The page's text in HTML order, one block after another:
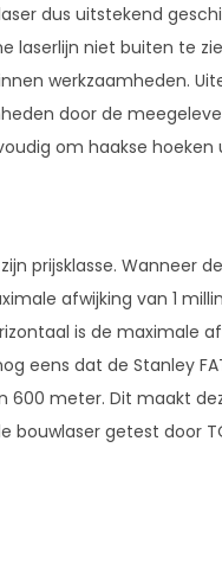
dus uitstekend
laserlijn niet buiten te
werkzaamheden.
door de
om haakse
prijsklasse. Wanneer de
afwijking van 1
is de maximale
eens dat de Stanley
600 meter. Dit maakt
bouwlaser getest door